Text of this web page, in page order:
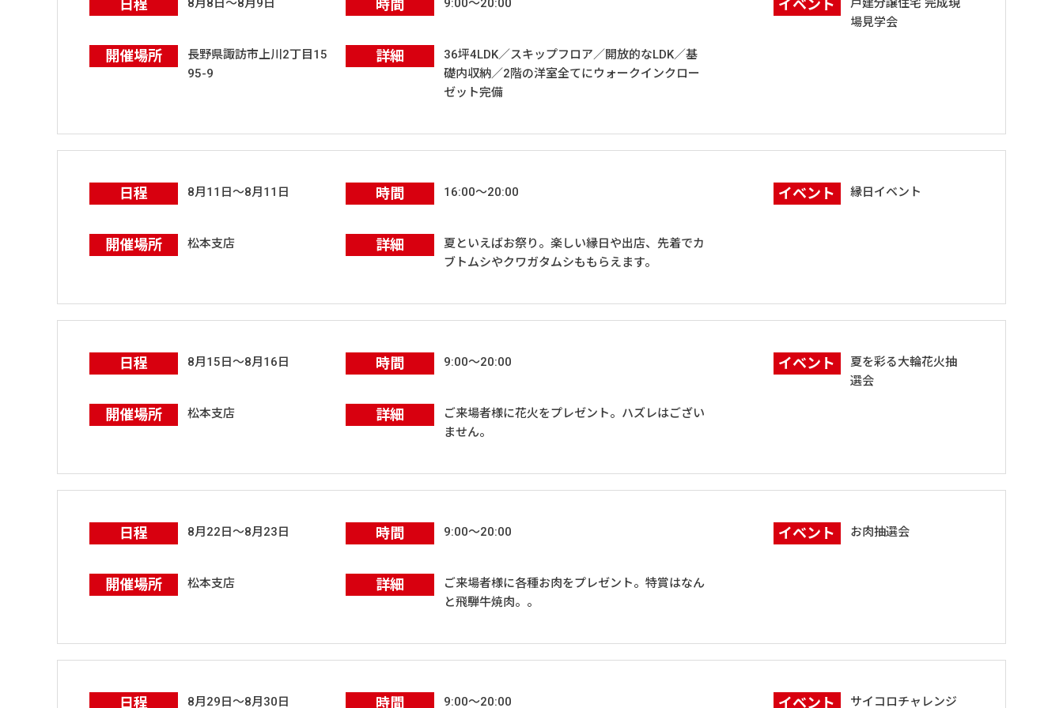
日程 8月8日～8月9日 時間 9:00～20:00 イベント
戸建分譲住宅 完成現
場見学会
開催場所
長野県諏訪市上川2丁目15
95-9
詳細
36坪4LDK／スキップフロア／開放的なLDK／基
礎内収納／2階の洋室全てにウォークインクロー
ゼット完備
日程 8月11日～8月11日 時間 16:00～20:00 イベント 縁日イベント
開催場所 松本支店 詳細
夏といえばお祭り。楽しい縁日や出店、先着でカ
ブトムシやクワガタムシももらえます。
日程 8月15日～8月16日 時間 9:00～20:00 イベント
夏を彩る大輪花火抽
選会
開催場所 松本支店 詳細
ご来場者様に花火をプレゼント。ハズレはござい
ません。
日程 8月22日～8月23日 時間 9:00～20:00 イベント お肉抽選会
開催場所 松本支店 詳細
ご来場者様に各種お肉をプレゼント。特賞はなん
と飛騨牛焼肉。。
日程 8月29日～8月30日 時間 9:00～20:00 イベント サイコロチャレンジ